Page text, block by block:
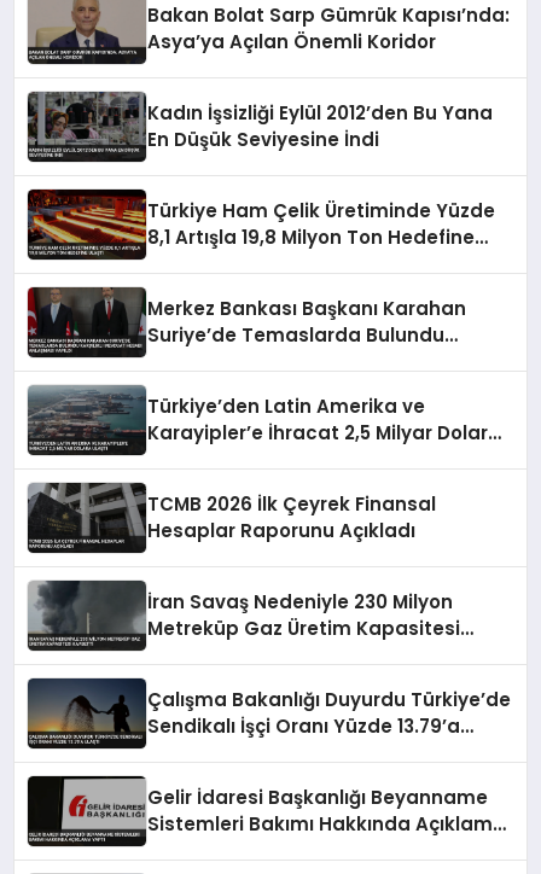
Bakan Bolat Sarp Gümrük Kapısı’nda:
Asya’ya Açılan Önemli Koridor
Kadın İşsizliği Eylül 2012’den Bu Yana
En Düşük Seviyesine İndi
Türkiye Ham Çelik Üretiminde Yüzde
8,1 Artışla 19,8 Milyon Ton Hedefine
Merkez Bankası Başkanı Karahan
Suriye’de Temaslarda Bulundu
Türkiye’den Latin Amerika ve
Karayipler’e İhracat 2,5 Milyar Dolara
TCMB 2026 İlk Çeyrek Finansal
Hesaplar Raporunu Açıkladı
İran Savaş Nedeniyle 230 Milyon
Metreküp Gaz Üretim Kapasitesi
Çalışma Bakanlığı Duyurdu Türkiye’de
Sendikalı İşçi Oranı Yüzde 13.79’a
Gelir İdaresi Başkanlığı Beyanname
Sistemleri Bakımı Hakkında Açıklama